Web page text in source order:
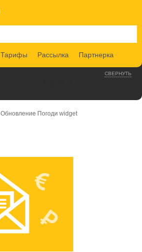
Тарифы Рассылка Партнерка
СВЕРНУТЬ
Обновление Погоди widget